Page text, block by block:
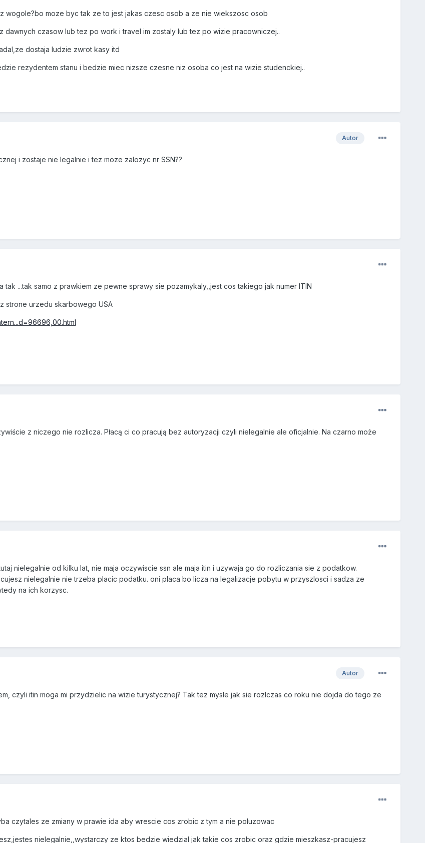
wogole?bo moze byc tak ze to jest jakas czesc osob a ze nie wiekszosc osob
dawnych czasow lub tez po work i travel im zostaly lub tez po wizie pracowniczej..
dostaja ludzie zwrot kasy itd
rezydentem stanu i bedzie miec nizsze czesne niz osoba co jest na wizie studenckiej..
Autor
i zostaje nie legalnie i tez moze zalozyc nr SSN??
tak ...tak samo z prawkiem ze pewne sprawy sie pozamykaly,,jest cos takiego jak numer ITIN
strone urzedu skarbowego USA
z niczego nie rozlicza. Płacą ci co pracują bez autoryzacji czyli nielegalnie ale oficjalnie. Na czarno może
nielegalnie od kilku lat, nie maja oczywiscie ssn ale maja itin i uzywaja go do rozliczania sie z podatkow.
nielegalnie nie trzeba placic podatku. oni placa bo licza na legalizacje pobytu w przyszlosci i sadza ze
na ich korzysc.
Autor
czyli itin moga mi przydzielic na wizie turystycznej? Tak tez mysle jak sie rozlczas co roku nie dojda do tego ze
czytales ze zmiany w prawie ida aby wrescie cos zrobic z tym a nie poluzowac
nielegalnie,,wystarczy ze ktos bedzie wiedzial jak takie cos zrobic oraz gdzie mieszkasz-pracujesz